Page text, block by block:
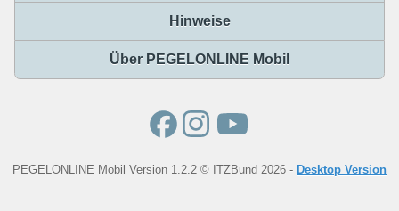
Hinweise
Über PEGELONLINE Mobil
PEGELONLINE Mobil Version 1.2.2 © ITZBund 2026 - Desktop Version